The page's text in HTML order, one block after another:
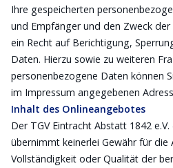
Ihre gespeicherten
und Empfänger und den Zweck
ein Recht auf Berichtigung,
Daten. Hierzu sowie zu weiteren
personenbezogene Daten können
im Impressum angegebenen
Inhalt des Onlineangebotes
Der TGV Eintracht Abstatt 1842
übernimmt keinerlei Gewähr für die
Vollständigkeit oder Qualität der